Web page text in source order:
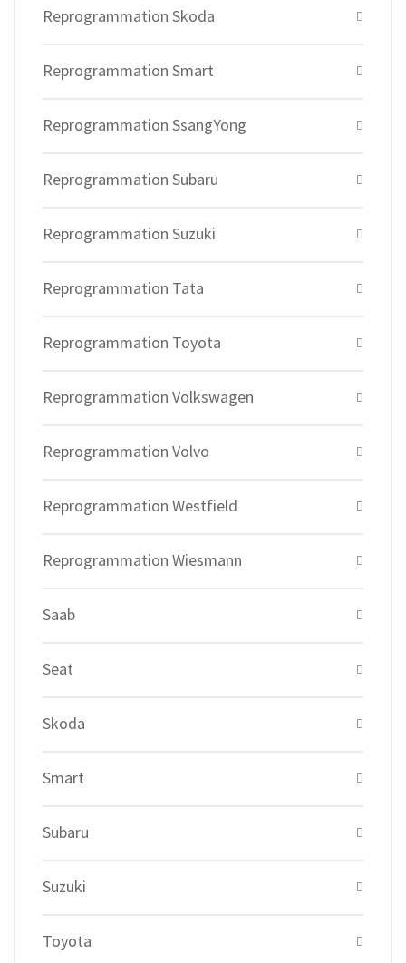
Reprogrammation Skoda
Reprogrammation Smart
Reprogrammation SsangYong
Reprogrammation Subaru
Reprogrammation Suzuki
Reprogrammation Tata
Reprogrammation Toyota
Reprogrammation Volkswagen
Reprogrammation Volvo
Reprogrammation Westfield
Reprogrammation Wiesmann
Saab
Seat
Skoda
Smart
Subaru
Suzuki
Toyota